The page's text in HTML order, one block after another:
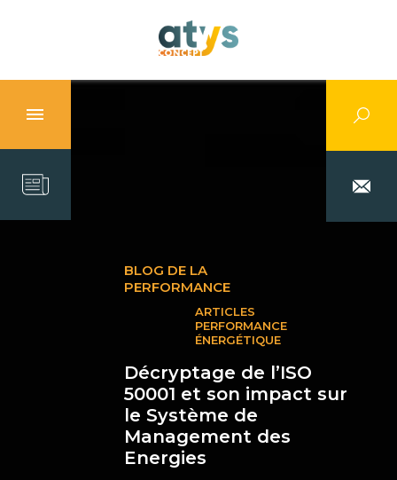
BLOG DE LA
PERFORMANCE
ARTICLES
PERFORMANCE
ÉNERGÉTIQUE
Décryptage de l’ISO
50001 et son impact sur
le Système de
Management des
Energies